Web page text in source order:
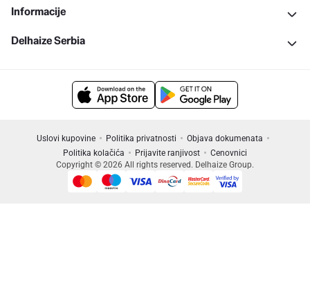
Informacije
Delhaize Serbia
Uslovi kupovine Politika privatnosti
Objava dokumenata
Politika kolačića
Prijavite ranjivost
Cenovnici
Copyright © 2026 All rights reserved. Delhaize Group.